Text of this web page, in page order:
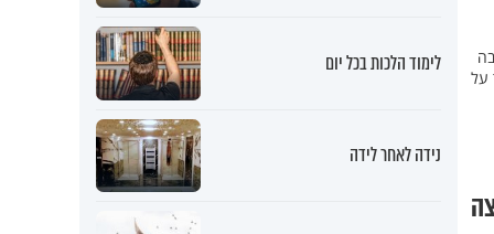
על
לימוד הלכות בכל יום
נידה לאחר לידה